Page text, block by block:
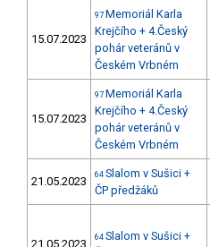
15.07.2023
97 Memoriál Karla
Krejčího + 4.Český
pohár veteránů v
Českém Vrbném
15.07.2023
97 Memoriál Karla
Krejčího + 4.Český
pohár veteránů v
Českém Vrbném
21.05.2023 64 Slalom v Sušici +
ČP předžáků
21.05.2023 64 Slalom v Sušici +